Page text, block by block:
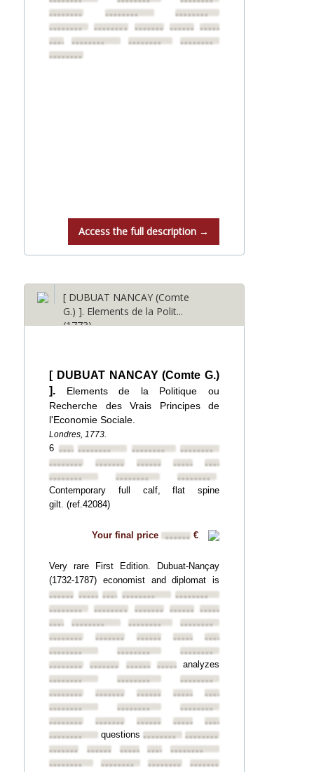
••••••••
••••••••
••••••••
••••••••
•••••••• •••••••• ••••••••••••••••
•••••••••••••••• ••••••••
••••••••
••••••••
Access the full description →
[ DUBUAT NANCAY (Comte
G.) ]. Elements de la Polit...
(1773)
[ DUBUAT NANCAY (Comte G.)
].
Elements de la Politique ou
Recherche des Vrais Principes de
l'Economie Sociale.
Londres, 1773.
6 •••••••••••••••• ••••••••
••••••••
••••••••
•••••••• •••••••• ••••••••••••••••
••••••••
••••••••
••••••••
Contemporary full calf, flat spine
gilt. (ref.42084)
Your final price •••••• €
Very rare First Edition. Dubuat-Nançay
(1732-1787) economist and diplomat is
••••••••••••••••••••••••••••••••
••••••••
••••••••
•••••••• •••••••• ••••••••••••••••
•••••••••••••••• ••••••••
••••••••
••••••••
•••••••• •••••••• ••••••••••••••••
••••••••
••••••••
••••••••
••••••••
•••••••• ••••••••••••••••analyzes
••••••••
••••••••
••••••••
••••••••
•••••••• •••••••• ••••••••••••••••
••••••••
••••••••
••••••••
••••••••
•••••••• •••••••• ••••••••••••••••
••••••••
questions ••••••••
••••••••
••••••••
••••••••••••••••••••••••••••••••
••••••••
•••••••• •••••••• ••••••••